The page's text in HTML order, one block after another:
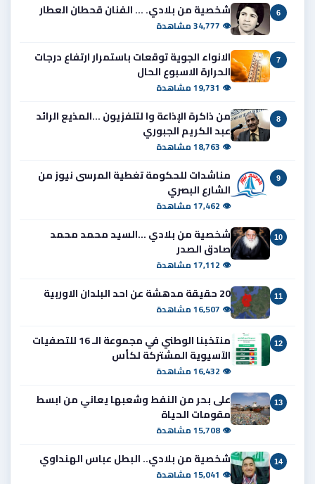
6 شخصية من بلادي. ... الفنان قحطان العطار
👁 34,777 مشاهدة
7
الانواء الجوية توقعات باستمرار ارتفاع درجات
الحرارة الاسبوع الحال
👁 19,731 مشاهدة
8
من ذاكرة الإذاعة وا لتلفزيون ...المذيع الرائد
عبد الكريم الجبوري
👁 18,763 مشاهدة
9
مناشدات للحكومة تغطية المرسى نيوز من
الشارع البصري
👁 17,462 مشاهدة
10
شخصية من بلادي ...السيد محمد محمد
صادق الصدر
👁 17,112 مشاهدة
11 20 حقيقة مدهشة عن احد البلدان الاوربية
👁 16,507 مشاهدة
12
منتخبنا الوطني في مجموعة الـ 16 للتصفيات
الآسيوية المشتركة لكأس
👁 16,432 مشاهدة
13
على بحر من النفط وشعبها يعاني من ابسط
مقومات الحياة
👁 15,708 مشاهدة
14 شخصية من بلادي.. البطل عباس الهنداوي
👁 15,041 مشاهدة